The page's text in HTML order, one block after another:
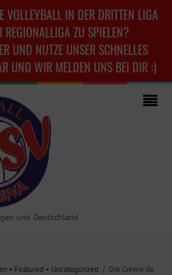
VOLLEYBALL IN DER DRITTEN LIGA
REGIONALLIGA ZU SPIELEN?
UND NUTZE UNSER SCHNELLES
UND WIR MELDEN UNS BEI DIR :)
und Deutschland
• Featured • Uncategorized / Die Creme de